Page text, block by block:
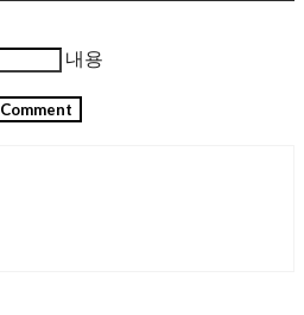
내용
Comment